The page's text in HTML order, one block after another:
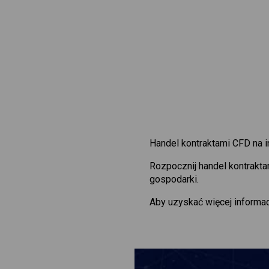
Handel kontraktami CFD
Rozpocznij handel
gospodarki.
Aby uzyskać więcej